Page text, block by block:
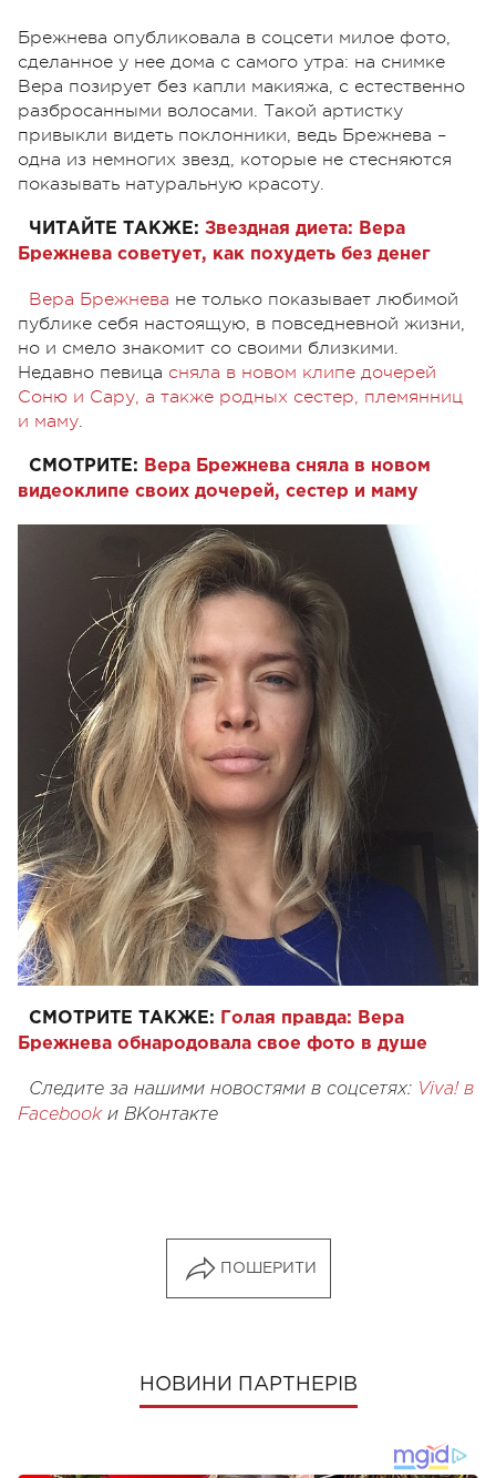
Брежнева опубликовала в соцсети милое фото,
сделанное у нее дома с самого утра: на снимке
Вера позирует без капли макияжа, с естественно
разбросанными волосами. Такой артистку
привыкли видеть поклонники, ведь Брежнева –
одна из немногих звезд, которые не стесняются
показывать натуральную красоту.
ЧИТАЙТЕ ТАКЖЕ: Звездная диета: Вера
Брежнева советует, как похудеть без денег
Вера Брежнева не только показывает любимой
публике себя настоящую, в повседневной жизни,
но и смело знакомит со своими близкими.
Недавно певица сняла в новом клипе дочерей
Соню и Сару, а также родных сестер, племянниц
и маму.
СМОТРИТЕ: Вера Брежнева сняла в новом
видеоклипе своих дочерей, сестер и маму
СМОТРИТЕ ТАКЖЕ:
Голая правда: Вера
Брежнева обнародовала свое фото в душе
Следите за нашими новостями в соцсетях: Viva! в
Facebook и ВКонтакте
ПОШЕРИТИ
НОВИНИ ПАРТНЕРІВ